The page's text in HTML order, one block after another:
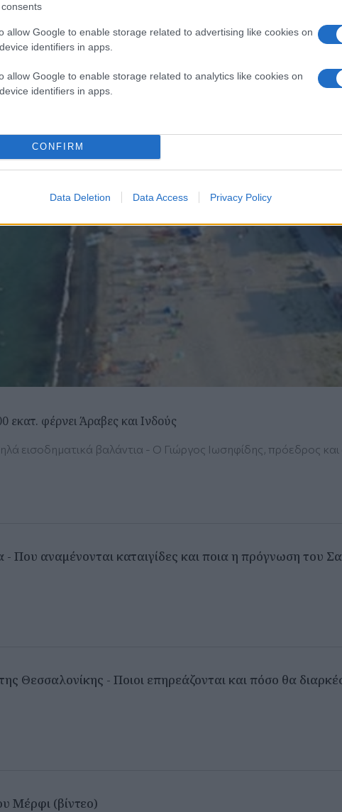
allow Google to enable storage related to advertising like cookies on
identifiers in apps.
allow Google to enable storage related to analytics like cookies on
identifiers in apps.
CONFIRM
Data Deletion Data Access Privacy Policy
φέρνει Άραβες και Ινδούς
εισοδηματικά βαλάντια - O Γιώργος Ιωσηφίδης, πρόεδρος και
- Που αναμένονται καταιγίδες και ποια η πρόγνωση του
Θεσσαλονίκης - Ποιοι επηρεάζονται και πόσο θα
Μέρφι (βίντεο)